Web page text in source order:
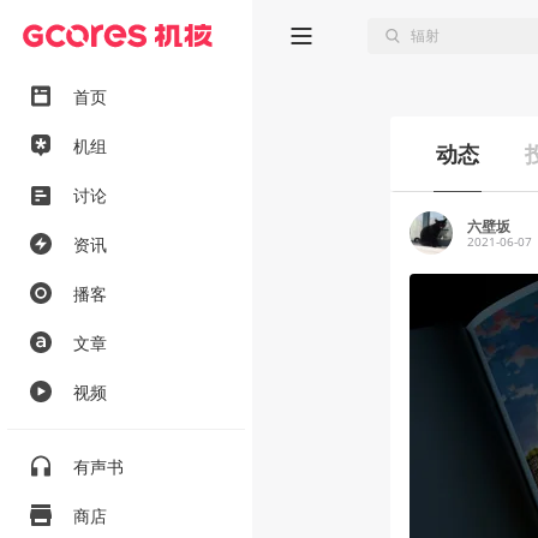
首页
机组
讨论
资讯
播客
文章
视频
有声书
商店
动态
六壁坂
2021-06-07